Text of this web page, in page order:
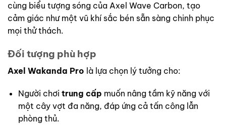
cùng biểu tượng sóng của Axel Wave Carbon, tạo
cảm giác như một vũ khí sắc bén sẵn sàng chinh phục
mọi thử thách.
Đối tượng phù hợp
Axel Wakanda Pro là lựa chọn lý tưởng cho:
Người chơi trung cấp muốn nâng tầm kỹ năng với
một cây vợt đa năng, đáp ứng cả tấn công lẫn
phòng thủ.